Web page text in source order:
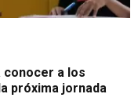
conocer a los
próxima jornada